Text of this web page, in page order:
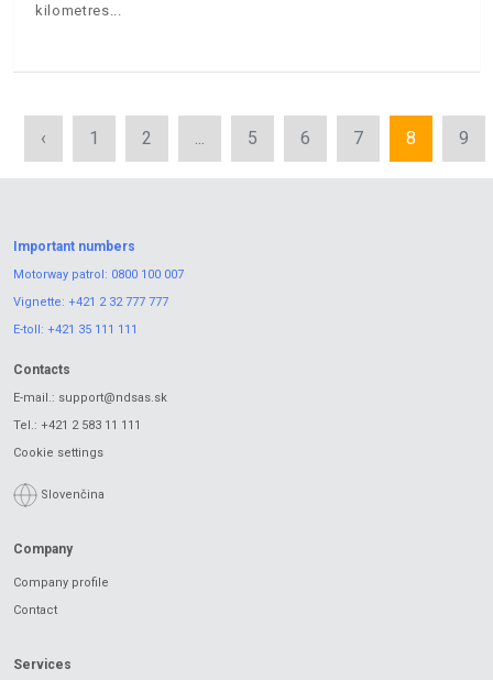
kilometres
‹ 1 2 5 6 7 8 9
Important numbers
Motorway patrol: 0800 100 007
Vignette: +421 2 32 777 777
E-toll: +421 35 111 111
Contacts
E-mail.: support@ndsas.sk
Tel.: +421 2 583 11 111
Cookie settings
Slovenčina
Company
Company profile
Contact
Services